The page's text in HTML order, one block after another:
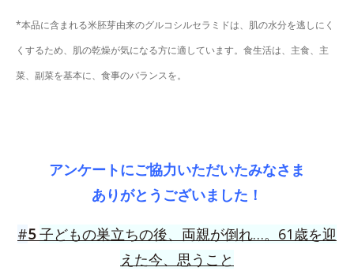
*本品に含まれる米胚芽由来のグルコシルセラミドは、肌の水分を逃しにく
くするため、肌の乾燥が気になる方に適しています。食生活は、主食、主
菜、副菜を基本に、食事のバランスを。
アンケートにご協力いただいたみなさま
ありがとうございました！
#5子どもの巣立ちの後、両親が倒れ…。61歳を迎
えた今、思うこと